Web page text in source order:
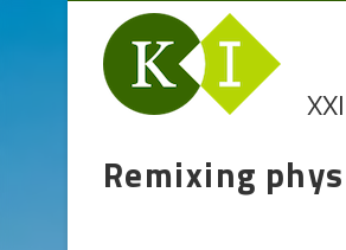
Remixing